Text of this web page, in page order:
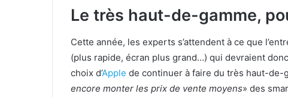
Le très haut-de-gamme,
Cette année, les experts s’attendent à ce que
(plus rapide, écran plus grand…) qui devraient
choix d’Apple de continuer à faire du très haut-de-
encore monter les prix de vente moyens» des